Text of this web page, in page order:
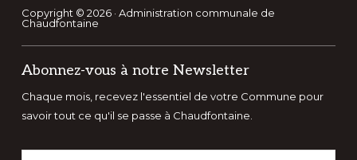
site
Copyright © 2026 · Administration communale de
Chaudfontaine
Abonnez-vous à notre Newsletter
Chaque mois, recevez l'essentiel de votre Commune pour
savoir tout ce qu'il se passe à Chaudfontaine.